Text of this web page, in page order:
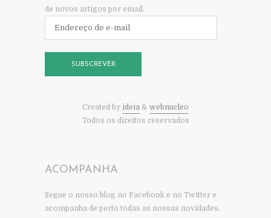
de novos artigos por email.
SUBSCREVER
Created by ideia & webnucleo
Todos os direitos reservados
ACOMPANHA
Segue o nosso blog no Facebook e no Twitter e
acompanha de perto todas as nossas novidades.